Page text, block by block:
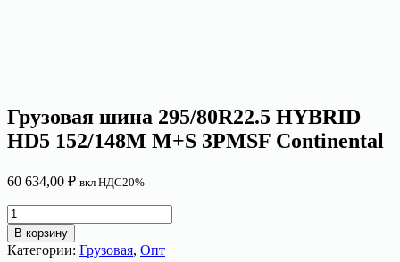
Грузовая шина 295/80R22.5 HYBRID
HD5 152/148M M+S 3PMSF Continental
60 634,00 ₽ вкл НДС20%
Количество
товара
Грузовая
В корзину
Категории: Грузовая, Опт